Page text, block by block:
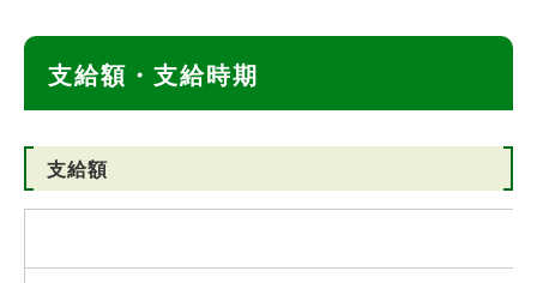
戻
支給額・支給時期
支給額